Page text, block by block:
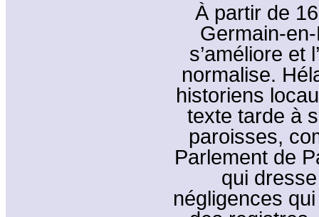
À partir de
Germain-
s’améliore et
normalise.
historiens
texte tarde à
paroisses,
Parlement de
qui
négligences